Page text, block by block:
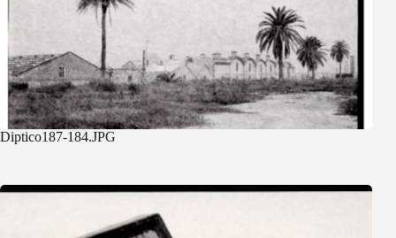
Diptico187-184.JPG